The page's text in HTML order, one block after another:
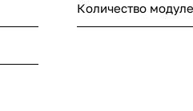
Количество